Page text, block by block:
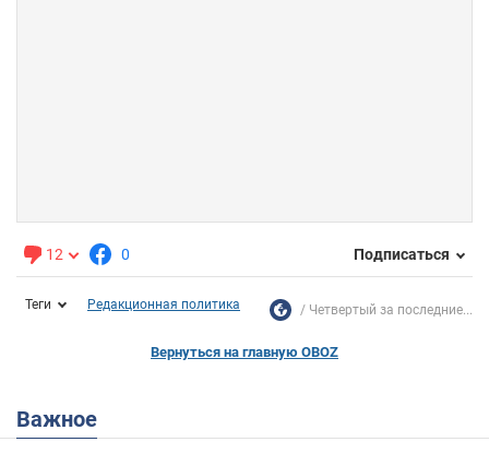
12 0 Подписаться
Теги Редакционная политика Четвертый за последние...
Вернуться на главную OBOZ
Важное